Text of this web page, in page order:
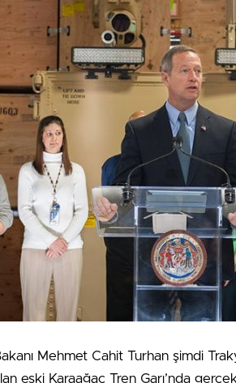
Mehmet Cahit Turhan şimdi
eski Karaağaç Tren Garı’nda